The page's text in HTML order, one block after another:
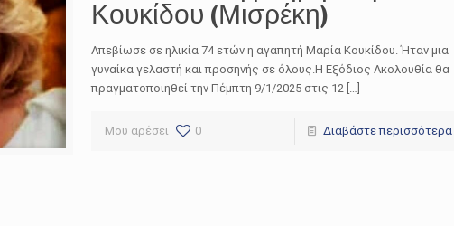
Κουκίδου (Μισρέκη)
Απεβίωσε σε ηλικία 74 ετών η αγαπητή Μαρία Κουκίδου. Ήταν μια
γυναίκα γελαστή και προσηνής σε όλους.Η Εξόδιος Ακολουθία θα
πραγματοποιηθεί την Πέμπτη 9/1/2025 στις 12 […]
Μου αρέσει 0 Διαβάστε περισσότερα